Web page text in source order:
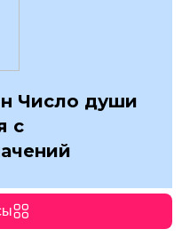
Число души
с
для расчета
с подробной